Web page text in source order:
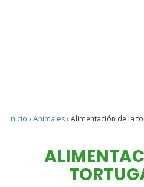
Inicio › Animales› Alimentación de la